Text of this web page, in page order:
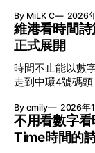
節與香港賽馬會
八年來不只是帶
本地建立屬於香
艦藝團強強聯手
影》，展開一場
能量，全面開展一場無界
以「你我不只一
的價值。不同能
「不同」能力與
發，偏見與界線，也自然
By MiLK C 2026
維港看時間
正式展開
時間不止能以數
走到中環4號碼
覽。由即日至2
言搬離傳統店舖
件，而是一場可以與
By emily 2026年
不用看數字
Time時間的